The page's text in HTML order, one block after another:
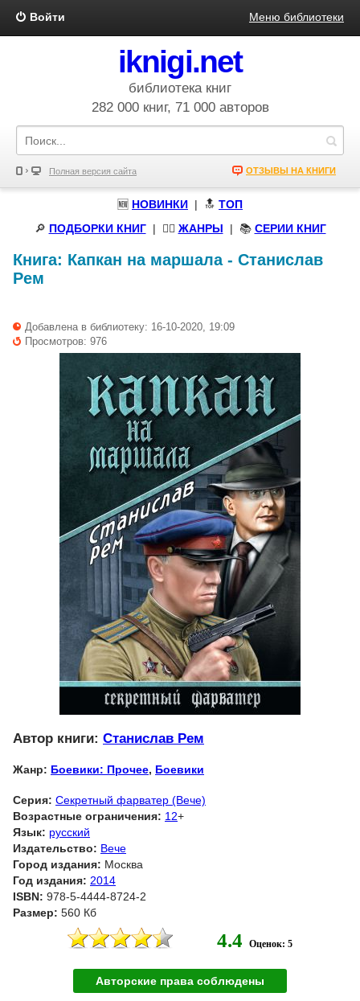
Войти Меню библиотеки
iknigi.net
библиотека книг
282 000 книг, 71 000 авторов
Полная версия сайта ОТЗЫВЫ НА КНИГИ
🆕 НОВИНКИ | 🔝 ТОП
🔎 ПОДБОРКИ КНИГ| 🧝‍♀️ ЖАНРЫ | 📚 СЕРИИ КНИГ
Книга: Капкан на маршала- Станислав
Рем
Добавлена в библиотеку: 16-10-2020, 19:09
Просмотров: 976
Автор книги: Станислав Рем
Жанр: Боевики: Прочее, Боевики
Серия: Секретный фарватер (Вече)
Возрастные ограничения: 12+
Язык: русский
Издательство: Вече
Город издания: Москва
Год издания: 2014
ISBN: 978-5-4444-8724-2
Размер: 560 Кб
4.4 Оценок: 5
Авторские права соблюдены